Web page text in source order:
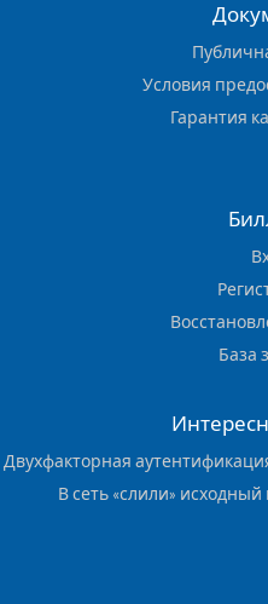
Условия
Гарантия
База
Двухфакторная
В сеть «слили» исходный